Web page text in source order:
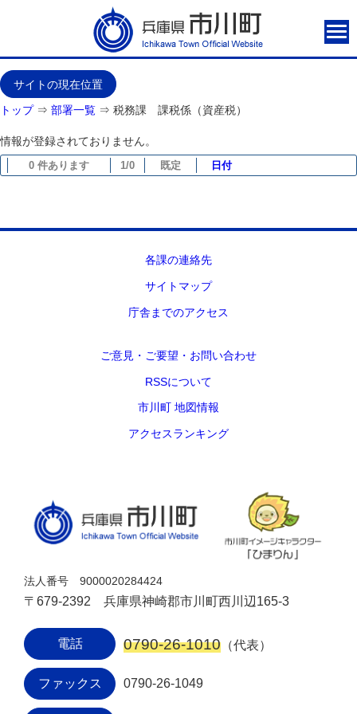
サイトの現在位置
トップ⇒ 部署一覧 ⇒ 税務課 課税係（資産税）
情報が登録されておりません。
0 件あります 1/0 既定 日付
各課の連絡先
サイトマップ
庁舎までのアクセス
ご意見・ご要望・お問い合わせ
RSSについて
市川町 地図情報
アクセスランキング
法人番号 9000020284424
〒679-2392 兵庫県神崎郡市川町西川辺165-3
電話 0790-26-1010 （代表）
ファックス 0790-26-1049